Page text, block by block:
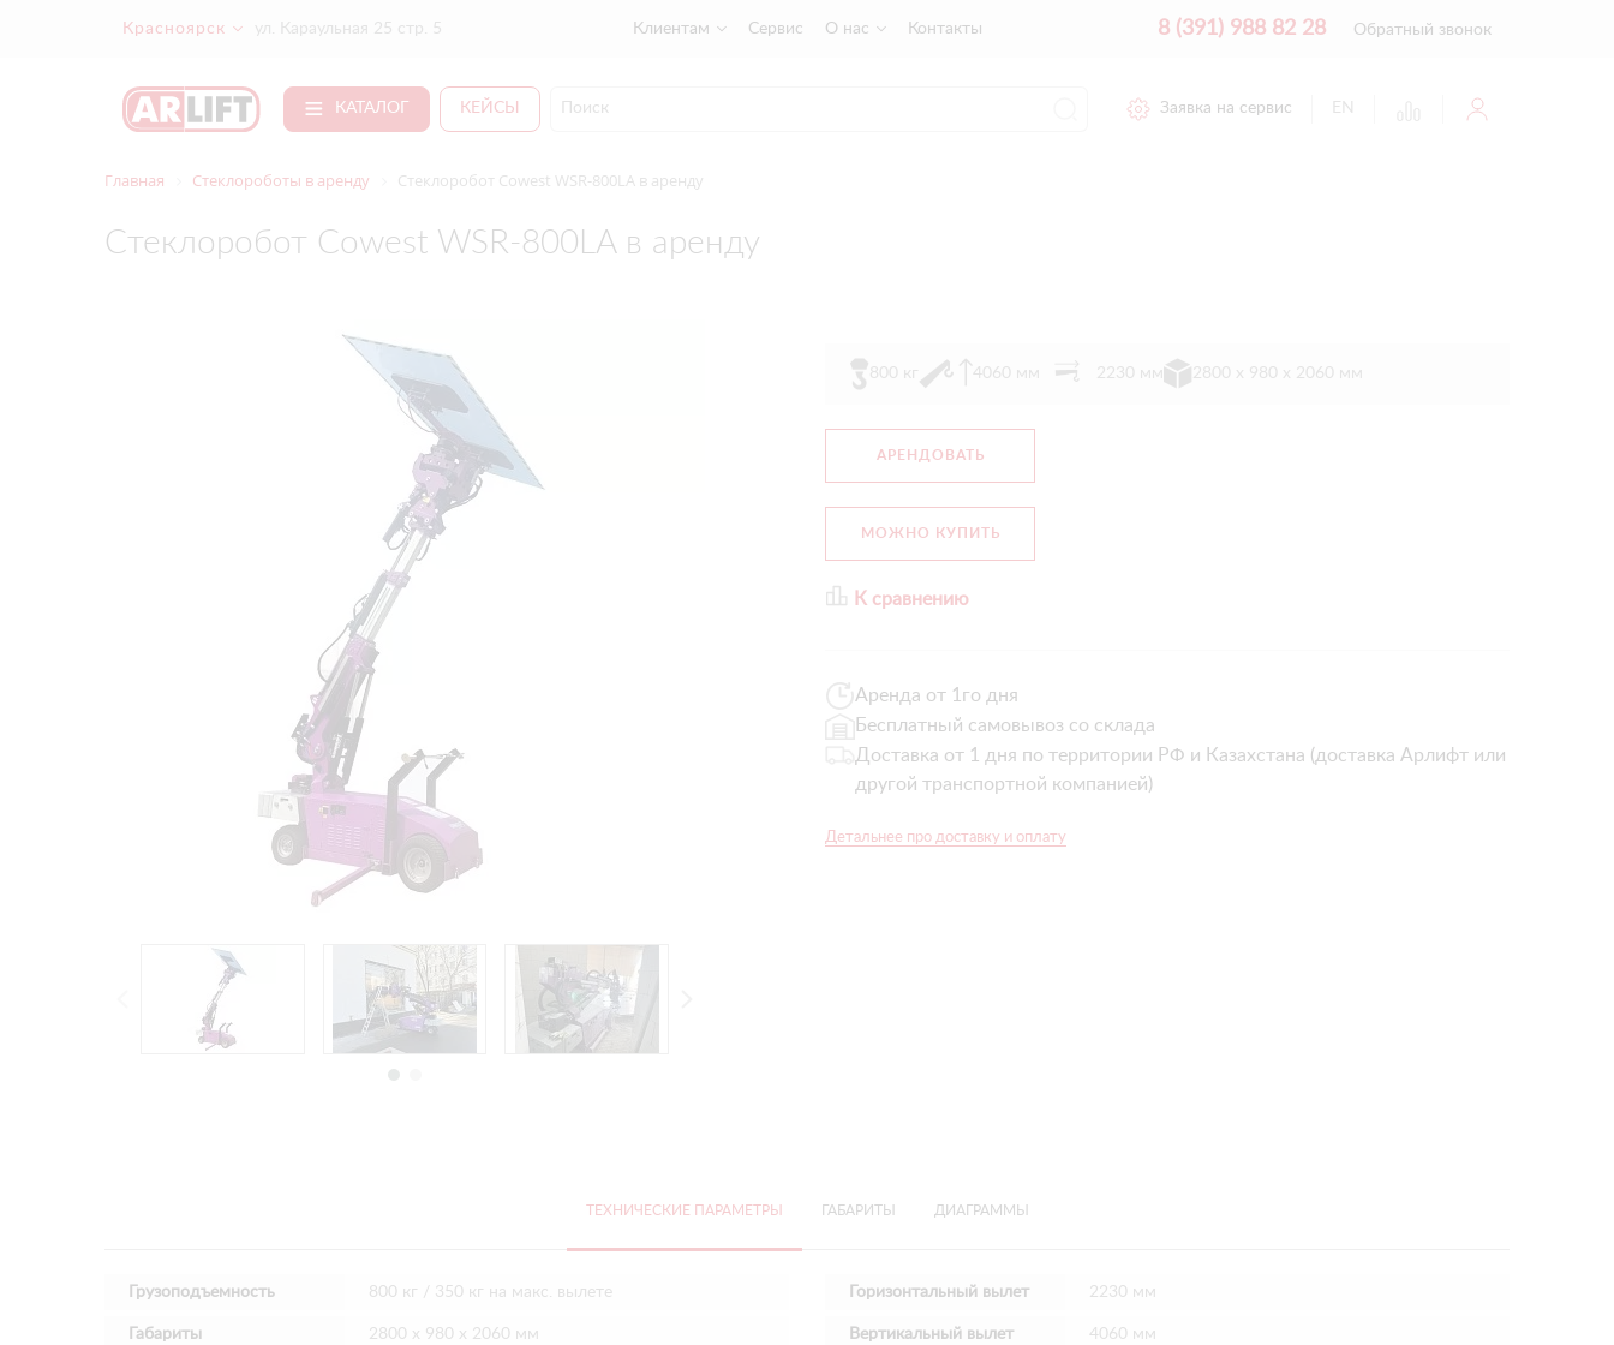
Красноярск ул. Караульная 25 стр. 5 Клиентам Сервис О нас Контакты 8 (391) 988 82 28 Обратный звонок
КАТАЛОГ КЕЙСЫ Заявка на сервис EN
Главная Стеклороботы в аренду Стеклоробот Cowest WSR-800LA в аренду
Стеклоробот Cowest WSR-800LA в аренду
800 кг 4060 мм 2230 мм 2800 х 980 х 2060 мм
АРЕНДОВАТЬ
МОЖНО КУПИТЬ
К сравнению
Аренда от 1го дня
Бесплатный самовывоз со склада
Доставка от 1 дня по территории РФ и Казахстана (доставка Арлифт или
другой транспортной компанией)
Детальнее про доставку и оплату
ТЕХНИЧЕСКИЕ ПАРАМЕТРЫ ГАБАРИТЫ ДИАГРАММЫ
Грузоподъемность 800 кг / 350 кг на макс. вылете Горизонтальный вылет 2230 мм
Габариты 2800 х 980 х 2060 мм Вертикальный вылет 4060 мм